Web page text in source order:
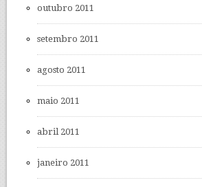
outubro 2011
setembro 2011
agosto 2011
maio 2011
abril 2011
janeiro 2011